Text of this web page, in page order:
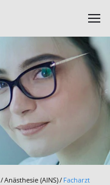
Anästhesie (AINS) Facharzt